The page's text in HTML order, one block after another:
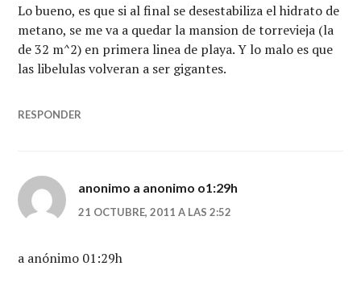
Lo bueno, es que si al final se desestabiliza el hidrato de
metano, se me va a quedar la mansion de torrevieja (la
de 32 m^2) en primera linea de playa. Y lo malo es que
las libelulas volveran a ser gigantes.
RESPONDER
anonimo a anonimo o1:29h
21 OCTUBRE, 2011 A LAS 2:52
a anónimo 01:29h